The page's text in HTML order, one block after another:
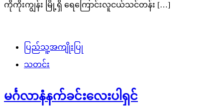
ကိုကိုးကျွန်း မြို့ရှိ ရေကြောင်းလူငယ်သင်တန်း […]
ပြည်သူ့အကျိုးပြု
သတင်း
မင်္ဂလာနံနက်ခင်းလေးပါရှင်